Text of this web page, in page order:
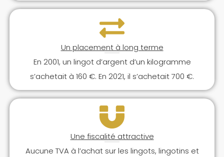
Un placement à long terme
En 2001, un lingot d’argent d’un kilogramme
s’achetait à 160 €. En 2021, il s’achetait 700 €.
Une fiscalité attractive
Aucune TVA à l’achat sur les lingots, lingotins et